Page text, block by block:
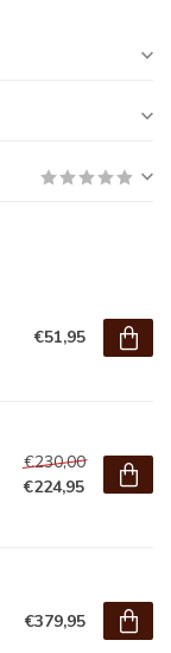
€51,95
€230,00
€224,95
€379,95